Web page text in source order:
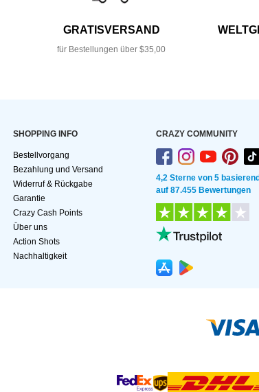
GRATISVERSAND
für Bestellungen über $35,00
SHOPPING INFO
Bestellvorgang
Bezahlung und Versand
Widerruf & Rückgabe
Garantie
Crazy Cash Points
Über uns
Action Shots
Nachhaltigkeit
CRAZY COMMUNITY
4,2 Sterne von 5 basierend
auf 87.455 Bewertungen